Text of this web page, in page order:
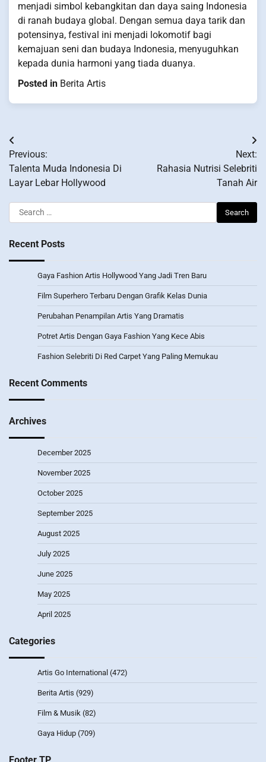
menjadi simbol kebangkitan dan daya saing Indonesia
di ranah budaya global. Dengan semua daya tarik dan
potensinya, festival ini menjadi lokomotif bagi
kemajuan seni dan budaya Indonesia, menyuguhkan
kepada dunia harmoni yang tiada duanya.
Posted in Berita Artis
Post
navigation
Previous:
Talenta Muda Indonesia Di
Layar Lebar Hollywood
Next:
Rahasia Nutrisi Selebriti
Tanah Air
Search
for:
Recent Posts
Gaya Fashion Artis Hollywood Yang Jadi Tren Baru
Film Superhero Terbaru Dengan Grafik Kelas Dunia
Perubahan Penampilan Artis Yang Dramatis
Potret Artis Dengan Gaya Fashion Yang Kece Abis
Fashion Selebriti Di Red Carpet Yang Paling Memukau
Recent Comments
Archives
December 2025
November 2025
October 2025
September 2025
August 2025
July 2025
June 2025
May 2025
April 2025
Categories
Artis Go International (472)
Berita Artis (929)
Film & Musik (82)
Gaya Hidup (709)